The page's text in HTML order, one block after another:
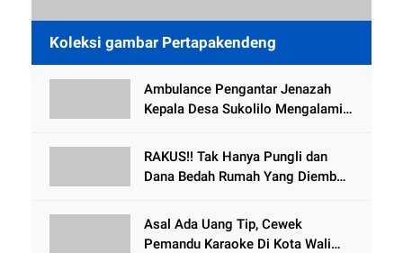
Koleksi gambar Pertapakendeng
Ambulance Pengantar Jenazah
Kepala Desa Sukolilo Mengalami
Meninggal Dunia
RAKUS!! Tak Hanya Pungli dan
Dana Bedah Rumah Yang Diembat,
Tlogowungu, di Duga
Selewengkan Bantuan Mushola
Asal Ada Uang Tip, Cewek
Pemandu Karaoke Di Kota Wali